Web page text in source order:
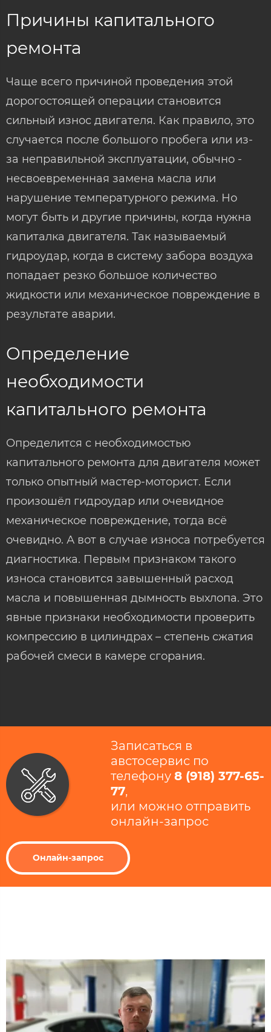
Причины капитального
ремонта
Чаще всего причиной проведения этой
дорогостоящей операции становится
сильный износ двигателя. Как правило, это
случается после большого пробега или из-
за неправильной эксплуатации, обычно -
несвоевременная замена масла или
нарушение температурного режима. Но
могут быть и другие причины, когда нужна
капиталка двигателя. Так называемый
гидроудар, когда в систему забора воздуха
попадает резко большое количество
жидкости или механическое повреждение в
результате аварии.
Определение
необходимости
капитального ремонта
Определится с необходимостью
капитального ремонта для двигателя может
только опытный мастер-моторист. Если
произошёл гидроудар или очевидное
механическое повреждение, тогда всё
очевидно. А вот в случае износа потребуется
диагностика. Первым признаком такого
износа становится завышенный расход
масла и повышенная дымность выхлопа. Это
явные признаки необходимости проверить
компрессию в цилиндрах – степень сжатия
рабочей смеси в камере сгорания.
Записаться в
австосервис по
телефону 8 (918) 377-65-
77​,
или можно отправить
онлайн-запрос
Онлайн-запрос